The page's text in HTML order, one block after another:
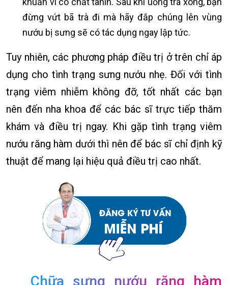
đừng vứt bã trà đi mà hãy đắp chúng lên vùng
nướu bị sưng sẽ có tác dụng ngay lập tức.
Tuy nhiên, các phương pháp điều trị ở trên chỉ áp
dụng cho tình trạng sưng nướu nhẹ. Đối với tình
trạng viêm nhiễm không đỡ, tốt nhất các bạn
nên đến nha khoa để các bác sĩ trực tiếp thăm
khám và điều trị ngay. Khi gặp tình trạng viêm
nướu răng hàm dưới thì nên để bác sĩ chỉ định kỹ
thuật để mang lại hiệu quả điều trị cao nhất.
Chữa sưng nướu răng hàm